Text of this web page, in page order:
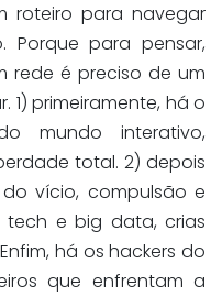
roteiro para navegar
Porque para pensar,
rede é preciso de um
1) primeiramente, há o
mundo interativo,
total. 2) depois
vício, compulsão e
tech e big data, crias
há os hackers do
que enfrentam a